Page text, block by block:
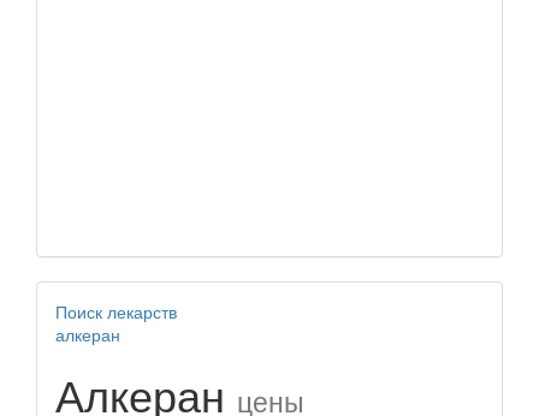
Поиск лекарств
алкеран
Алкеран цены